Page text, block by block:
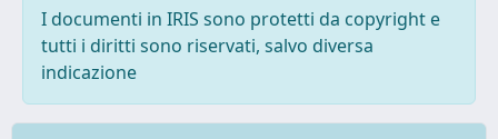
I documenti in IRIS sono protetti da copyright e
tutti i diritti sono riservati, salvo diversa
indicazione